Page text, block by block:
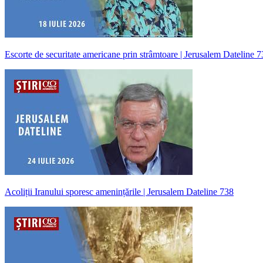
Escorte de securitate americane prin strâmtoare | Jerusalem Dateline
Acoliții Iranului sporesc amenințările | Jerusalem Dateline 738